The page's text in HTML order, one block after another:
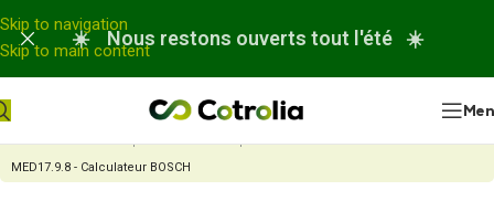
Panneau de gestion des cookies
Skip to navigation
Skip to main content
☀️ Nous restons ouverts tout l'été ☀️
Accueil Nos réparations Réparation Calculateur moteur
ECU
MED17.9.8 - Calculateur BOSCH